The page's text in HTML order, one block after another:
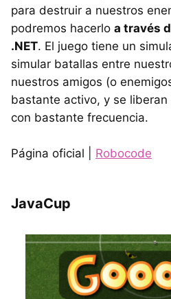
para destruir a nuestros
podremos hacerlo a través
.NET. El juego tiene un
simular batallas entre
nuestros amigos (o
bastante activo, y se liberan
con bastante frecuencia.
Página oficial | Robocode
JavaCup